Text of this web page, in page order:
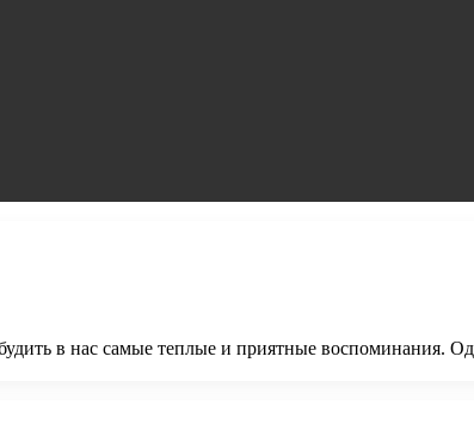
в нас самые теплые и приятные воспоминания.